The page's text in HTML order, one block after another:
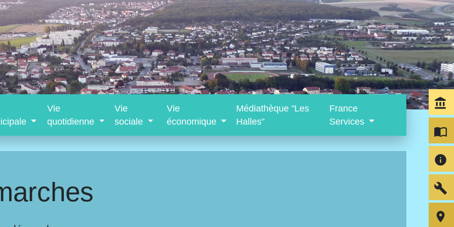
Vie
quotidienne
Vie
sociale
Vie
économique
Médiathèque "Les
Halles"
France
Services
account_balance
import_contacts
info
build
room